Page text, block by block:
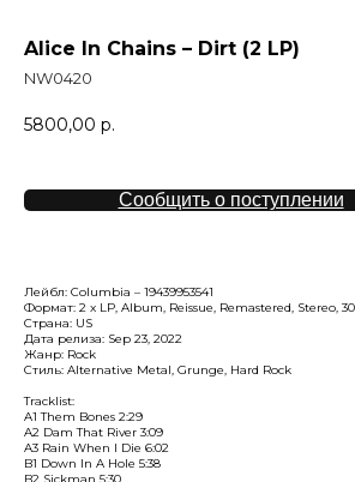
Alice In Chains – Dirt (2 LP)
NW0420
5800,00 р.
Сообщить о поступлении
Лейбл: Columbia – 19439953541
Формат: 2 x LP, Album, Reissue, Remastered, Stereo,
Страна: US
Дата релиза: Sep 23, 2022
Жанр: Rock
Стиль: Alternative Metal, Grunge, Hard Rock
Tracklist:
A1 Them Bones 2:29
A2 Dam That River 3:09
A3 Rain When I Die 6:02
B1 Down In A Hole 5:38